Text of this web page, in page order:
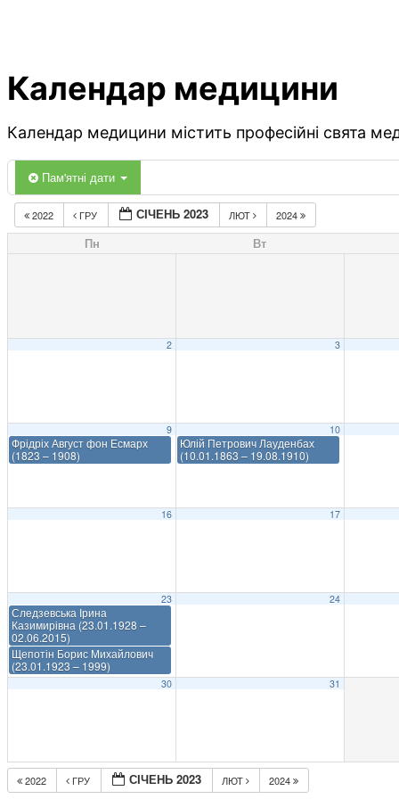
Календар медицини
Календар медицини містить професійні свята
Пам'ятні дати
2022 ГРУ СІЧЕНЬ 2023 ЛЮТ 2024
Пн Вт
2 3
9
Фрідріх Август фон Есмарх
(1823 – 1908)
10
Юлій Петрович Лауденбах
(10.01.1863 – 19.08.1910)
16 17
23
Следзевська Ірина
Казимирівна (23.01.1928 –
02.06.2015)
Щепотін Борис Михайлович
(23.01.1923 – 1999)
24
30 31
2022 ГРУ СІЧЕНЬ 2023 ЛЮТ 2024